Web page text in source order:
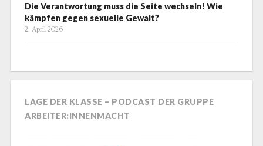
Die Verantwortung muss die Seite wechseln! Wie
kämpfen gegen sexuelle Gewalt?
2. April 2026
LAGE DER KLASSE – PODCAST DER GRUPPE
ARBEITER:INNENMACHT